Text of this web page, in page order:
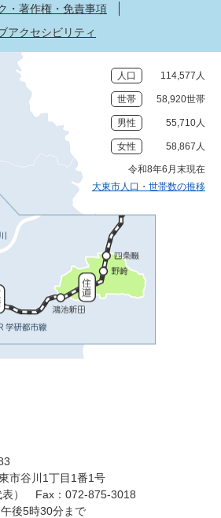
・著作権・免責事項
アクセシビリティ
人口 114,577人
世帯 58,920世帯
男性 55,710人
女性 58,867人
令和8年6月末現在
大東市人口・世帯数の推移
市谷川1丁目1番1号
）
Fax：072-875-3018
後5時30分まで